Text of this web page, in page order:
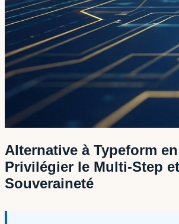
Alternative à Typeform en
Privilégier le Multi-Step
Souveraineté